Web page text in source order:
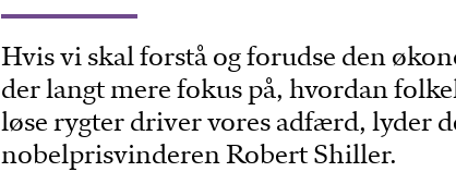
Hvis vi skal forstå og forudse den
der langt mere fokus på, hvordan
løse rygter driver vores adfærd, lyder
nobelprisvinderen Robert Shiller.